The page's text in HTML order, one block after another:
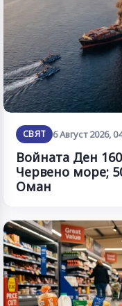
СВЯТ 6 Август 2026,
Войната Ден
Червено море;
Оман